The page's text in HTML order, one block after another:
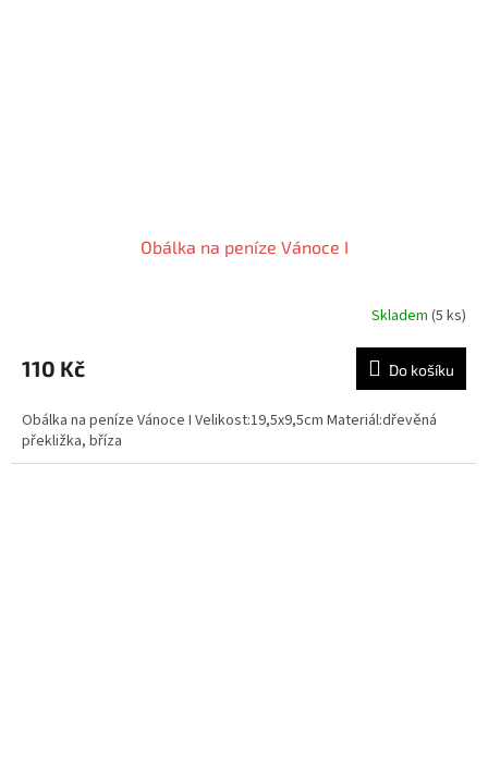
Obálka na peníze Vánoce I
Skladem (5 ks)
110 Kč Do košíku
Obálka na peníze Vánoce I Velikost:19,5x9,5cm Materiál:dřevěná
překližka, bříza